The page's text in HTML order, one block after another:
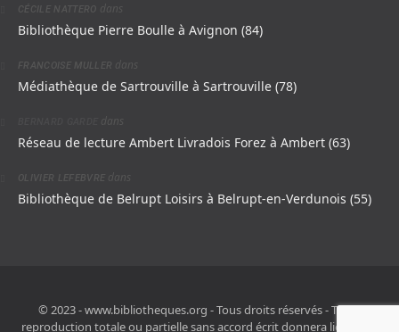
CÉCILE NATTERO dans
Bibliothèque Pierre Boulle à Avignon (84)
FRANCOISE MULLER dans
Médiathèque de Sartrouville à Sartrouville (78)
dans
Réseau de lecture Ambert Livradois Forez à Ambert (63)
OLIVIER LEFEBVRE dans
Bibliothèque de Belrupt Loisirs à Belrupt-en-Verdunois (55)
© 2023 - www.bibliotheques.org - Tous droits réservés - Toute
reproduction totale ou partielle sans accord écrit donnera lieu à des